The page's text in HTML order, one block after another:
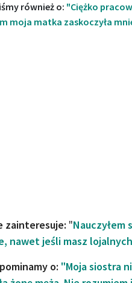
również o: "Ciężko
moja matka zaskoczyła
zainteresuje: "Nauczyłem
nawet jeśli masz
o: "Moja siostra